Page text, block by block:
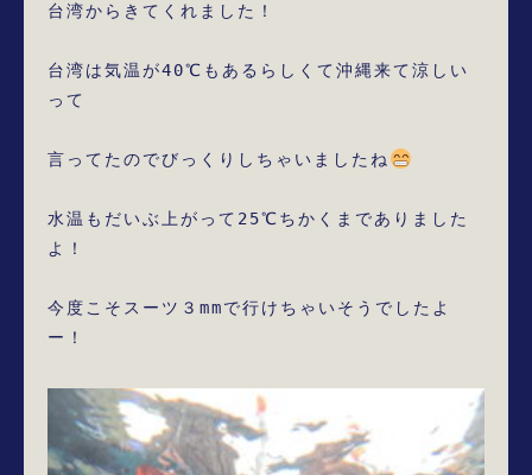
台湾からきてくれました！
台湾は気温が40℃もあるらしくて沖縄来て涼しい
って
言ってたのでびっくりしちゃいましたね
水温もだいぶ上がって25℃ちかくまでありました
よ！
今度こそスーツ３mmで行けちゃいそうでしたよ
ー！